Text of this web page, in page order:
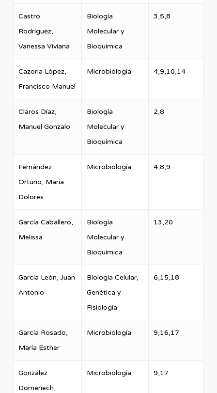
Castro
Rodríguez,
Vanessa Viviana
Biología
Molecular y
Bioquímica
3,5,8
Cazorla López,
Francisco Manuel
Microbiología 4,9,10,14
Claros Díaz,
Manuel Gonzalo
Biología
Molecular y
Bioquímica
2,8
Fernández
Ortuño, María
Dolores
Microbiología 4,8,9
García Caballero,
Melissa
Biología
Molecular y
Bioquímica
13,20
García León, Juan
Antonio
Biología Celular,
Genética y
Fisiología
6,15,18
García Rosado,
María Esther
Microbiología 9,16,17
González
Domenech,
Microbiología 9,17